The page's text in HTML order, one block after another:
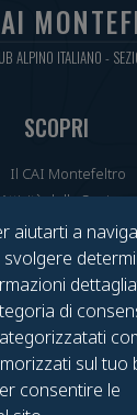
ALPINO ITALIANO -
SCOPRI
Il CAI Montefeltro
Attività della Sezione
Cammini Annuali
e
Calendario Eventi
SU
Gruppo Urbino
Fossombrone
aiutarti a
di
sul tuo
consentire le